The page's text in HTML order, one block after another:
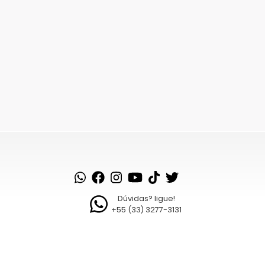
Dúvidas? ligue!
+55 (33) 3277-3131